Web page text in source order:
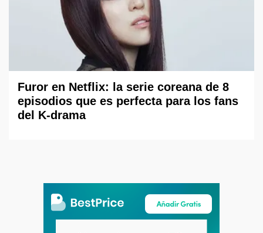
Furor en Netflix: la serie coreana de 8
episodios que es perfecta para los fans
del K-drama